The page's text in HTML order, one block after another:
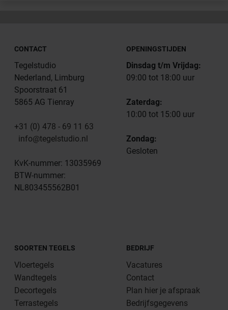
CONTACT
Tegelstudio
Nederland, Limburg
Spoorstraat 61
5865 AG Tienray
+31 (0) 478 - 69 11 63
info@tegelstudio.nl
KvK-nummer: 13035969
BTW-nummer:
NL803455562B01
OPENINGSTIJDEN
Dinsdag t/m Vrijdag:
09:00 tot 18:00 uur
Zaterdag:
10:00 tot 15:00 uur
Zondag:
Gesloten
SOORTEN TEGELS
Vloertegels
Wandtegels
Decortegels
Terrastegels
BEDRIJF
Vacatures
Contact
Plan hier je afspraak
Bedrijfsgegevens